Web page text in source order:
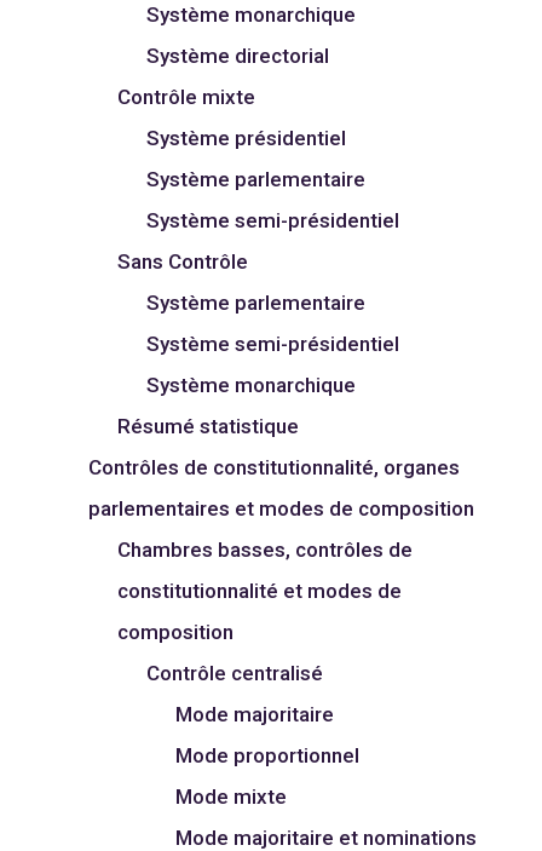
Système monarchique
Système directorial
Contrôle mixte
Système présidentiel
Système parlementaire
Système semi-présidentiel
Sans Contrôle
Système parlementaire
Système semi-présidentiel
Système monarchique
Résumé statistique
Contrôles de constitutionnalité, organes
parlementaires et modes de composition
Chambres basses, contrôles de
constitutionnalité et modes de
composition
Contrôle centralisé
Mode majoritaire
Mode proportionnel
Mode mixte
Mode majoritaire et nominations